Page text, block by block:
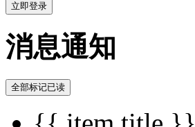
立即登录
消息通知
全部标记已读